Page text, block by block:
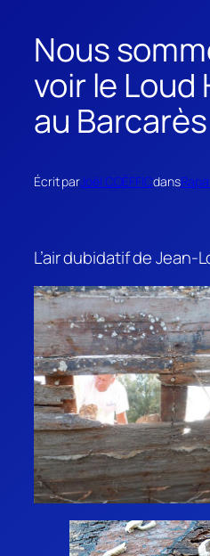
Nous
voir le Loud
au Barcarès
Écrit parJoël COËFFICdans
L’air dubidatif de Jean-